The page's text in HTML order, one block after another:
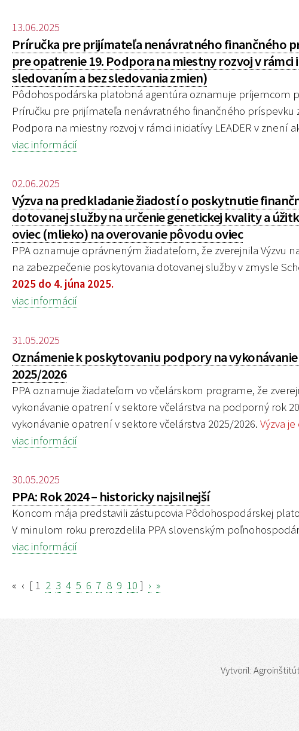
13.06.2025
Príručka pre prijímateľa nenávratného finančného
pre opatrenie 19. Podpora na miestny rozvoj v rámci
sledovaním a bez sledovania zmien)
Pôdohospodárska platobná agentúra oznamuje príjemcom
Príručku pre prijímateľa nenávratného finančného príspevku
Podpora na miestny rozvoj v rámci iniciatívy LEADER v znení
viac informácií
02.06.2025
Výzva na predkladanie žiadostí o poskytnutie
dotovanej služby na určenie genetickej kvality a
oviec (mlieko) na overovanie pôvodu oviec
PPA oznamuje oprávneným žiadateľom, že zverejnila
na zabezpečenie poskytovania dotovanej služby v zmysle
2025 do 4. júna 2025.
viac informácií
31.05.2025
Oznámenie k poskytovaniu podpory na
2025/2026
PPA oznamuje žiadateľom vo včelárskom programe, že
vykonávanie opatrení v sektore včelárstva na podporný rok
vykonávanie opatrení v sektore včelárstva 2025/2026. Výzva
viac informácií
30.05.2025
PPA: Rok 2024 – historicky najsilnejší
Koncom mája predstavili zástupcovia Pôdohospodárskej
V minulom roku prerozdelila PPA slovenským
viac informácií
« ‹ [ 1 2 3 4 5 6 7 8 9 10 ] › »
Vytvoril: